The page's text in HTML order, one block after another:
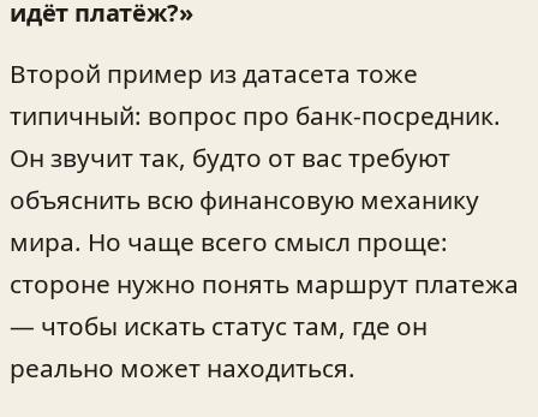
идёт платёж?»
Второй пример из датасета тоже
типичный: вопрос про банк‑посредник.
Он звучит так, будто от вас требуют
объяснить всю финансовую механику
мира. Но чаще всего смысл проще:
стороне нужно понять маршрут платежа
— чтобы искать статус там, где он
реально может находиться.